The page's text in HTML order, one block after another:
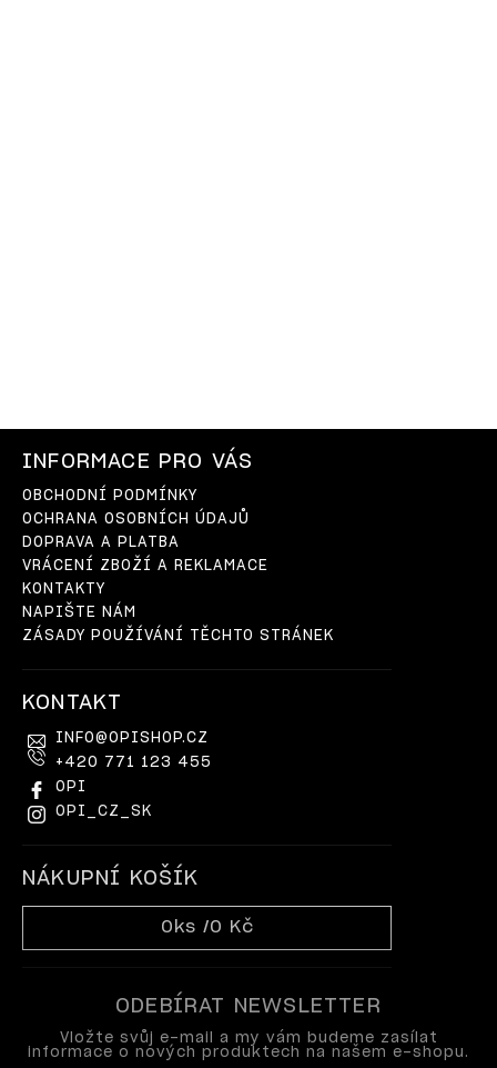
INFORMACE PRO VÁS
OBCHODNÍ PODMÍNKY
OCHRANA OSOBNÍCH ÚDAJŮ
DOPRAVA A PLATBA
VRÁCENÍ ZBOŽÍ A REKLAMACE
KONTAKTY
NAPIŠTE NÁM
ZÁSADY POUŽÍVÁNÍ TĚCHTO STRÁNEK
KONTAKT
INFO@OPISHOP.CZ
+420 771 123 455
OPI
OPI_CZ_SK
NÁKUPNÍ KOŠÍK
0 ks /0 Kč
ODEBÍRAT NEWSLETTER
Vložte svůj e-mail a my vám budeme zasílat
informace o nových produktech na našem e-shopu.